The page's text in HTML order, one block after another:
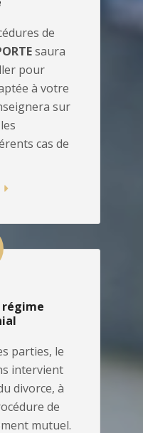
de
saura
pour
à votre
sur
cas de
parties, le
intervient
divorce, à
de
mutuel.